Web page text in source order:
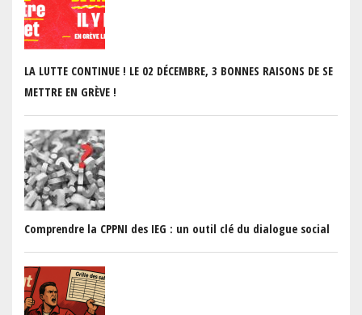
LA LUTTE CONTINUE ! LE 02 DÉCEMBRE, 3 BONNES RAISONS DE SE
METTRE EN GRÈVE !
Comprendre la CPPNI des IEG : un outil clé du dialogue social